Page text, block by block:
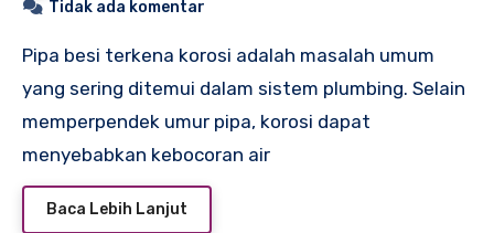
Tidak ada komentar
Pipa besi terkena korosi adalah masalah umum
yang sering ditemui dalam sistem plumbing. Selain
memperpendek umur pipa, korosi dapat
menyebabkan kebocoran air
Baca Lebih Lanjut